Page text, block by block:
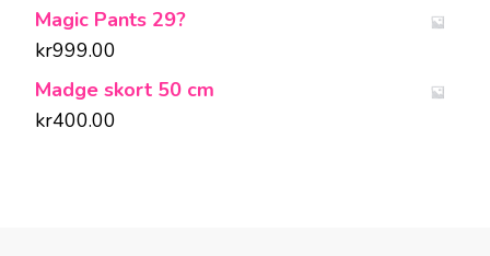
Magic Pants 29?
kr999.00
Madge skort 50 cm
kr400.00